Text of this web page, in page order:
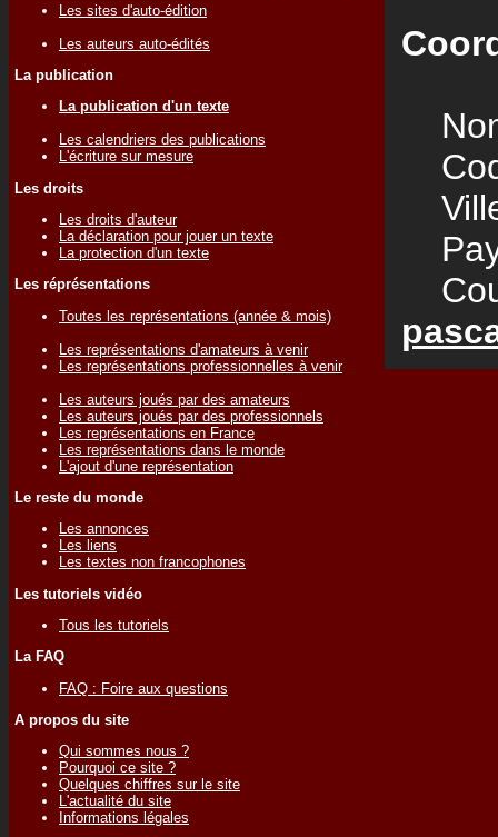
Les sites d'auto-édition
Les auteurs auto-édités
La publication
La publication d'un texte
Les calendriers des publications
L'écriture sur mesure
Les droits
Les droits d'auteur
La déclaration pour jouer un texte
La protection d'un texte
Les réprésentations
Toutes les représentations (année & mois)
Les représentations d'amateurs à venir
Les représentations professionnelles à venir
Les auteurs joués par des amateurs
Les auteurs joués par des professionnels
Les représentations en France
Les représentations dans le monde
L'ajout d'une représentation
Le reste du monde
Les annonces
Les liens
Les textes non francophones
Les tutoriels vidéo
Tous les tutoriels
La FAQ
FAQ : Foire aux questions
A propos du site
Qui sommes nous ?
Pourquoi ce site ?
Quelques chiffres sur le site
L'actualité du site
Informations légales